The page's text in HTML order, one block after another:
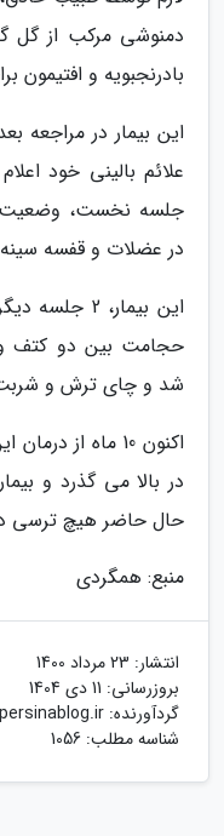
دمنوشی مرکب از گل
بادرنجبویه و افتیمون
این بیمار در
علائم بالینی خود
جلسه نخست، وضعیت
در عضلات و قفسه
این بیمار،
حجامت بین دو کتف
شد و چای ترش و شربت
اکنون 10 ماه از
در بالا می گذرد و
حال حاضر هیچ ترسی
منبع: همگردی
انتشار: 23 مرداد 1400
بروزرسانی: 11 دی 1404
گردآورنده: persinablog.ir
شناسه مطلب: 1056